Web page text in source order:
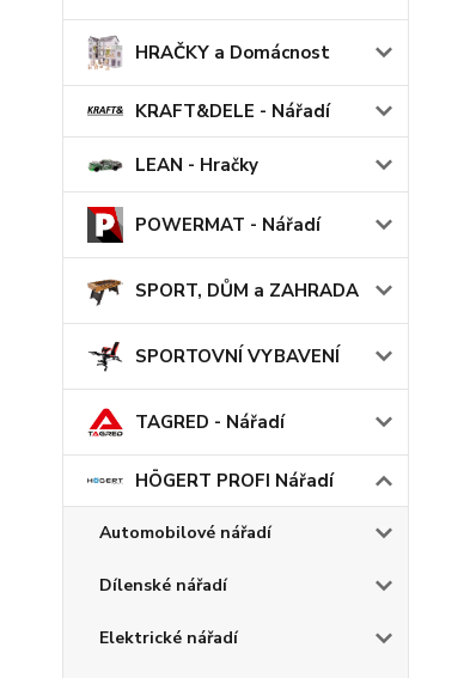
HRAČKY a Domácnost
KRAFT&DELE - Nářadí
LEAN - Hračky
POWERMAT - Nářadí
SPORT, DŮM a ZAHRADA
SPORTOVNÍ VYBAVENÍ
TAGRED - Nářadí
HÖGERT PROFI Nářadí
Automobilové nářadí
Dílenské nářadí
Elektrické nářadí